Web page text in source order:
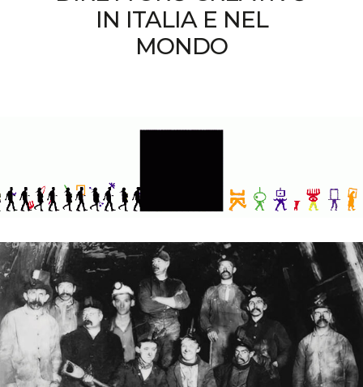
IN ITALIA E NEL
MONDO